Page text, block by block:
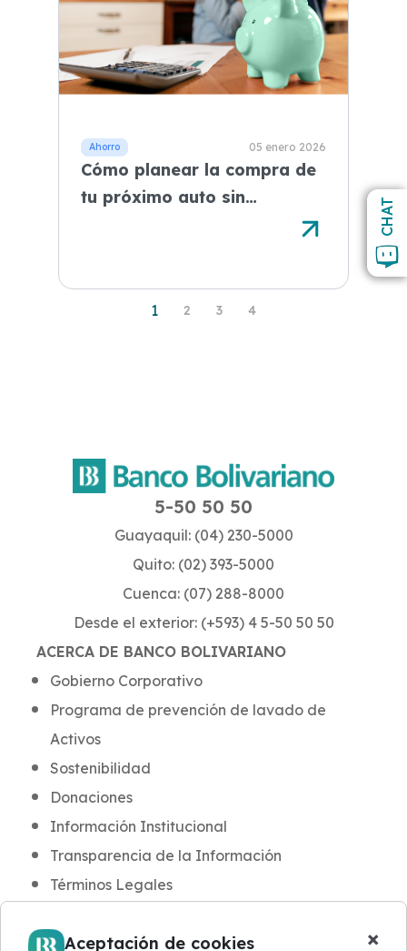
CHAT
Aceptación de cookies ×
05 enero 2026
Cómo planear la compra de
tu próximo auto sin
1 2 3 4
ACERCA DE BANCO BOLIVARIANO
Gobierno Corporativo
Programa de prevención de lavado de
Activos
Sostenibilidad
Donaciones
Información Institucional
Transparencia de la Información
Términos Legales
Noticias y Novedades
5-50 50 50
Guayaquil: (04) 230-5000
Quito: (02) 393-5000
Cuenca: (07) 288-8000
Desde el exterior: (+593) 4 5-50 50 50